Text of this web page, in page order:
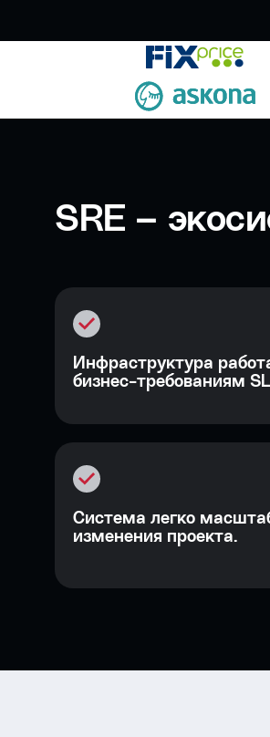
SRE –
Инфраструктура
бизнес-требованиям
Система легко
изменения проекта.